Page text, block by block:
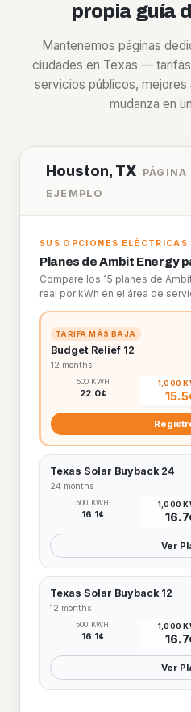
propia guía
Mantenemos páginas
ciudades en Texas —
servicios públicos,
mudanza en
Houston, TX PÁGINA
EJEMPLO
SUS OPCIONES ELÉCTRICAS
Planes de Ambit Energy
Compare los 15 planes de
real por kWh en el área de
TARIFA MÁS BAJA
Budget Relief 12
12 months
500 KWH
22.0¢
1,000
Texas Solar Buyback 24
24 months
500 KWH
16.1¢
1,000
Ver
Texas Solar Buyback 12
12 months
500 KWH
16.1¢
1,000
Ver